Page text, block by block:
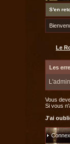
S'en
Le
Les
Vous
Si vous
J'ai